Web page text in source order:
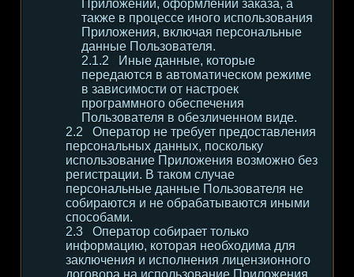
Приложении, оформлении заказа, а
также в процессе иного использования
Приложения, включая персональные
данные Пользователя.
Иные данные, которые
передаются в автоматическом режиме
в зависимости от настроек
программного обеспечения
Пользователя в обезличенном виде.
Оператор не требует предоставления
персональных данных, поскольку
использование Приложения возможно без
регистрации. В таком случае
персональные данные Пользователя не
собираются и не обрабатываются иными
способами.
Оператор собирает только
информацию, которая необходима для
заключения и исполнения лицензионного
договора на использование Приложения